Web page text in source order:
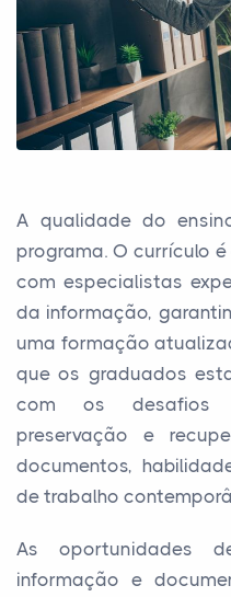
A qualidade do
programa. O currículo
com especialistas
da informação,
uma formação
que os graduados
com os desafios
preservação e
documentos,
de trabalho
As oportunidades
informação e